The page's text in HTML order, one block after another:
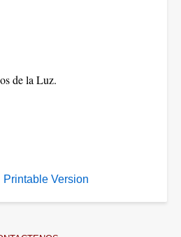
de la Luz.
Printable Version